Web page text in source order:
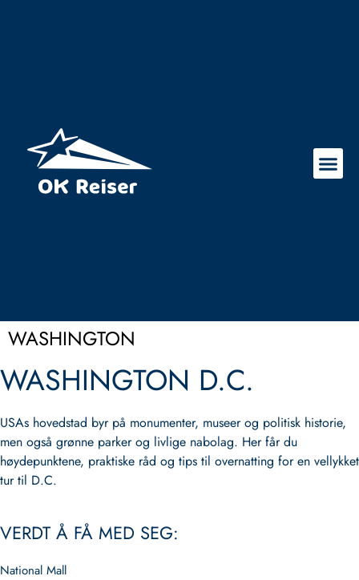
WASHINGTON
WASHINGTON D.C.
USAs hovedstad byr på monumenter, museer og politisk historie,
men også grønne parker og livlige nabolag. Her får du
høydepunktene, praktiske råd og tips til overnatting for en vellykket
tur til D.C.
VERDT Å FÅ MED SEG:
National Mall